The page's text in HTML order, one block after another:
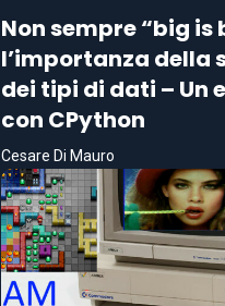
Non sempre “big is
l’importanza della
dei tipi di dati – Un
con CPython
Cesare Di Mauro